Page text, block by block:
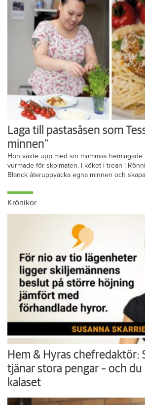
Laga till pastasåsen som
minnen”
Hon växte upp med sin mammas
vurmade för skolmaten. I köket i trean i
Blanck återuppväcka egna minnen och
Krönikor
Hem & Hyras chefredaktör:
tjänar stora pengar – och
kalaset